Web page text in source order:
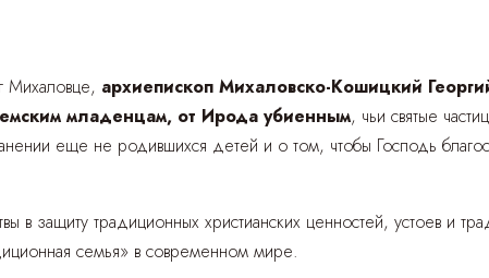
Михаловце, архиепископ Михаловско-Кошицкий
младенцам, от Ирода убиенным, чьи святые
еще не родившихся детей и о том, чтобы Господь
в защиту традиционных христианских ценностей, устоев и
семья» в современном мире.